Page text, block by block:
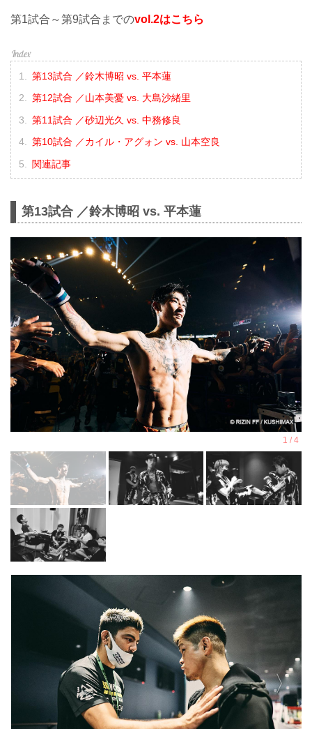
第1試合～第9試合までのvol.2はこちら
第13試合 ／鈴木博昭 vs. 平本蓮
第12試合 ／山本美憂 vs. 大島沙緒里
第11試合 ／砂辺光久 vs. 中務修良
第10試合 ／カイル・アグォン vs. 山本空良
関連記事
第13試合 ／鈴木博昭 vs. 平本蓮